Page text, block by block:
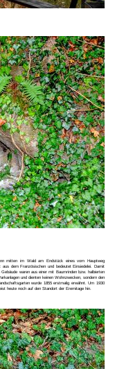
mitten im Wald am Endstück eines vom Hauptweg
dem Französischen und bedeutet Einsiedelei. Damit
waren aus einer mit Baumrinden bzw. halbierten
und dienten keinen Wohnzwecken, sondern den
wurde 1855 erstmalig erwähnt. Um 1930
heute noch auf den Standort der Eremitage hin.